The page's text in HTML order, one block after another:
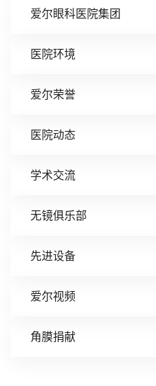
爱尔眼科医院集团
医院环境
爱尔荣誉
医院动态
学术交流
无镜俱乐部
先进设备
爱尔视频
角膜捐献